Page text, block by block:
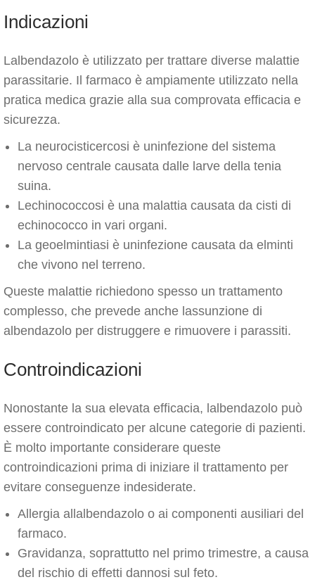
Indicazioni
Lalbendazolo è utilizzato per trattare diverse malattie
parassitarie. Il farmaco è ampiamente utilizzato nella
pratica medica grazie alla sua comprovata efficacia e
sicurezza.
La neurocisticercosi è uninfezione del sistema
nervoso centrale causata dalle larve della tenia
suina.
Lechinococcosi è una malattia causata da cisti di
echinococco in vari organi.
La geoelmintiasi è uninfezione causata da elminti
che vivono nel terreno.
Queste malattie richiedono spesso un trattamento
complesso, che prevede anche lassunzione di
albendazolo per distruggere e rimuovere i parassiti.
Controindicazioni
Nonostante la sua elevata efficacia, lalbendazolo può
essere controindicato per alcune categorie di pazienti.
È molto importante considerare queste
controindicazioni prima di iniziare il trattamento per
evitare conseguenze indesiderate.
Allergia allalbendazolo o ai componenti ausiliari del
farmaco.
Gravidanza, soprattutto nel primo trimestre, a causa
del rischio di effetti dannosi sul feto.